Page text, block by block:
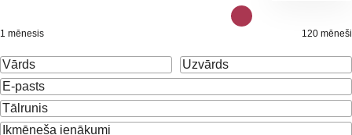
1 mēnesis 120 mēneši